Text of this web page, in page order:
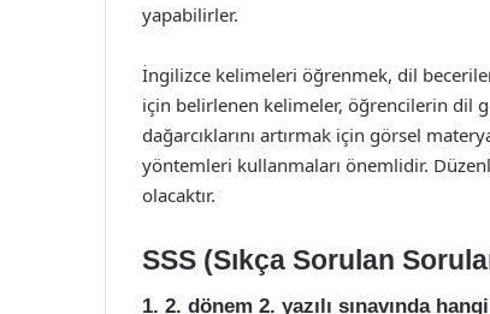
yapabilirler.
İngilizce kelimeleri öğrenmek, dil
için belirlenen kelimeler, öğrencilerin dil
dağarcıklarını artırmak için görsel
yöntemleri kullanmaları önemlidir.
olacaktır.
SSS (Sıkça Sorulan
1. 2. dönem 2. yazılı sınavında